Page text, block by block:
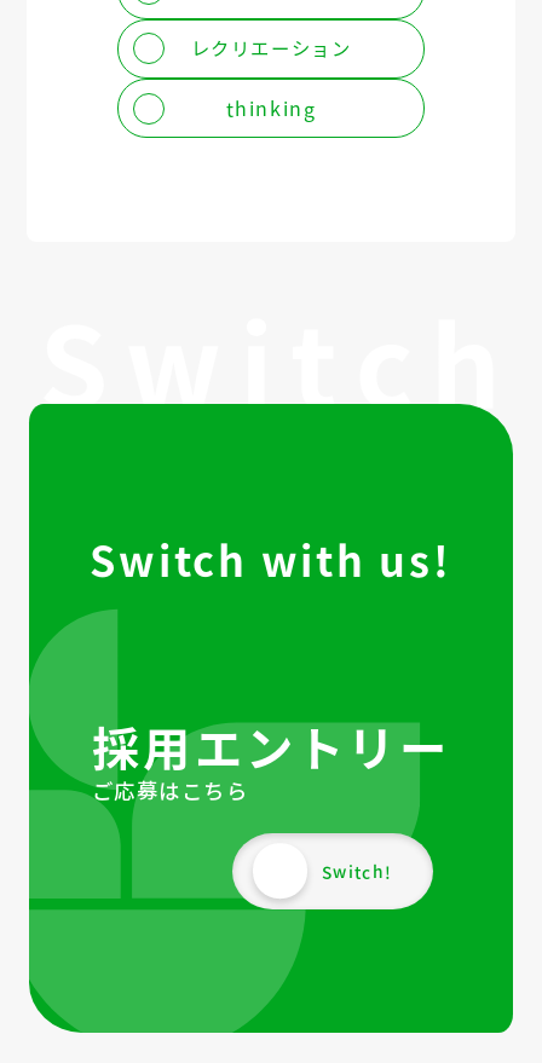
レクリエーション
thinking
Switch with us!
採用エントリー
ご応募はこちら